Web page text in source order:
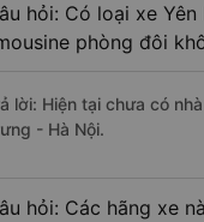
hỏi: Có loại xe
phòng đôi
lời: Hiện tại chưa có
- Hà Nội.
hỏi: Các hãng xe